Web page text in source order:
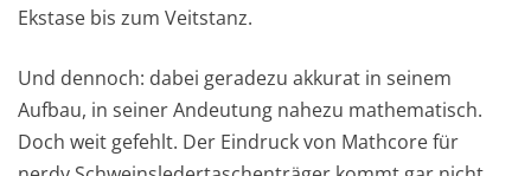
Ekstase bis zum Veitstanz.
Und dennoch: dabei geradezu akkurat in seinem
Aufbau, in seiner Andeutung nahezu mathematisch.
Doch weit gefehlt. Der Eindruck von Mathcore für